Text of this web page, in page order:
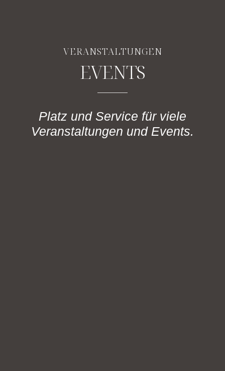
VERANSTALTUNGEN
EVENTS
Platz und Service für viele
Veranstaltungen und Events.